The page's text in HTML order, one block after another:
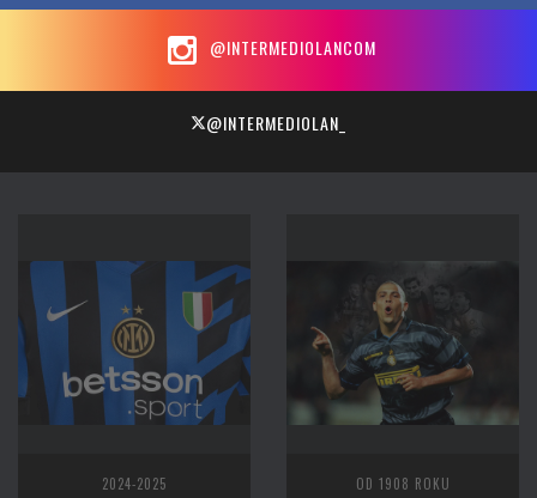
@INTERMEDIOLANCOM
@INTERMEDIOLAN_
2024-2025 OD 1908 ROKU